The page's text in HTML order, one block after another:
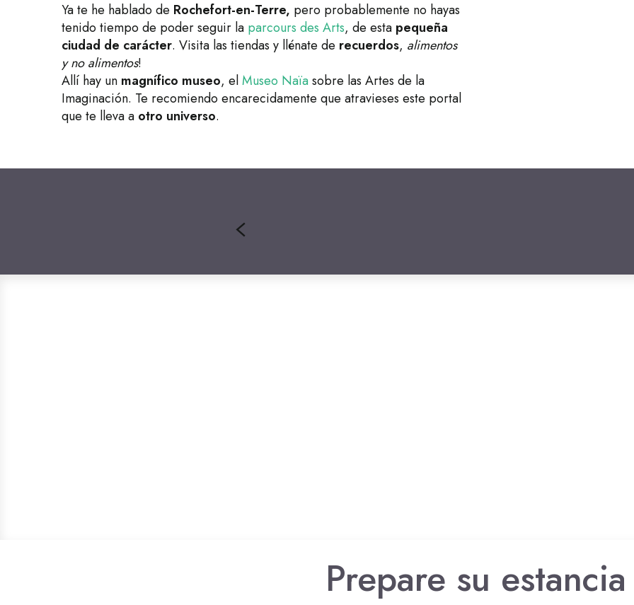
Ya te he hablado de Rochefort-en-Terre, pero probablemente no hayas
tenido tiempo de poder seguir la parcours des Arts, de esta pequeña
ciudad de carácter. Visita las tiendas y llénate de recuerdos, alimentos
y no alimentos!
Allí hay un magnífico museo, elMuseo Naïasobre las Artes de la
Imaginación. Te recomiendo encarecidamente que atravieses este portal
que te lleva a otro universo.
Prepare su estancia